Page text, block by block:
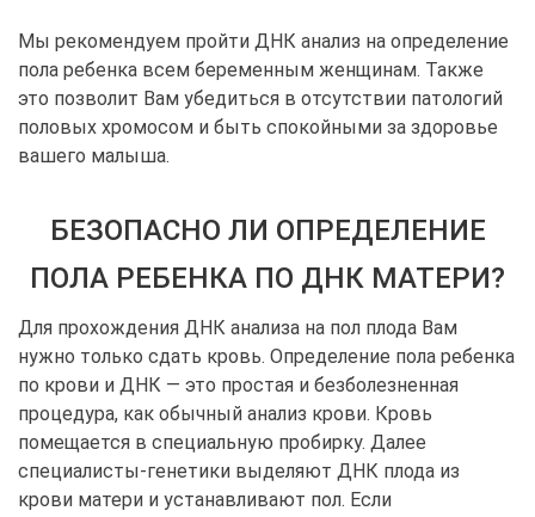
Мы рекомендуем пройти ДНК анализ на определение
пола ребенка всем беременным женщинам. Также
это позволит Вам убедиться в отсутствии патологий
половых хромосом и быть спокойными за здоровье
вашего малыша.
БЕЗОПАСНО ЛИ ОПРЕДЕЛЕНИЕ
ПОЛА РЕБЕНКА ПО ДНК МАТЕРИ?
Для прохождения ДНК анализа на пол плода Вам
нужно только сдать кровь. Определение пола ребенка
по крови и ДНК — это простая и безболезненная
процедура, как обычный анализ крови. Кровь
помещается в специальную пробирку. Далее
специалисты-генетики выделяют ДНК плода из
крови матери и устанавливают пол. Если